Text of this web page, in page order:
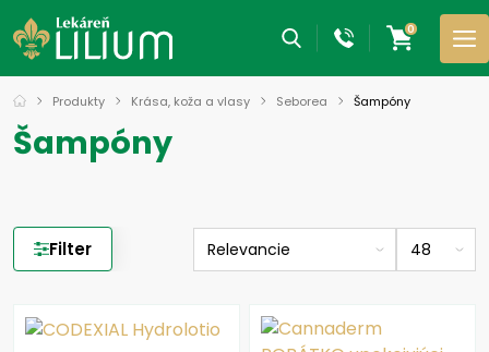
0
Produkty Krása, koža a vlasy Seborea Šampóny
Šampóny
Filter